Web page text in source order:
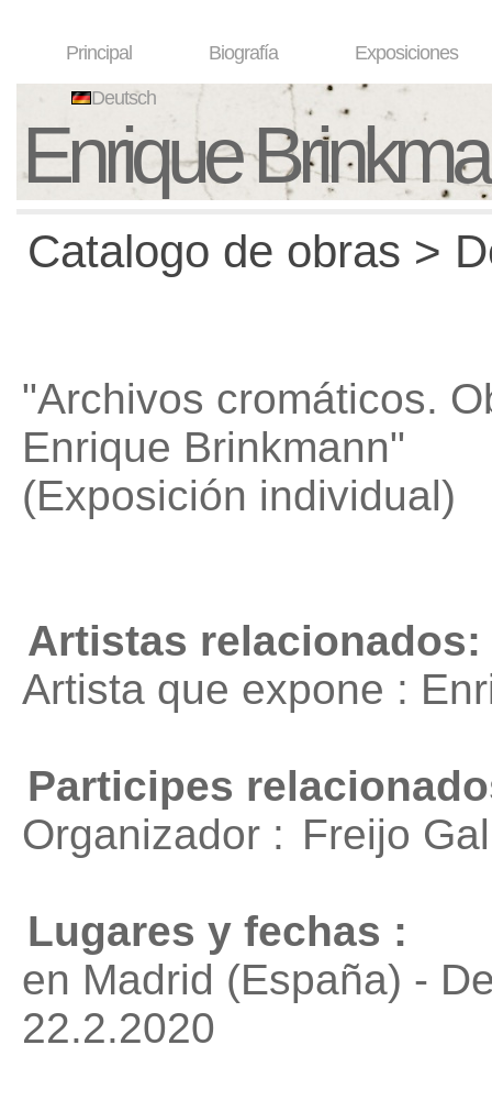
Principal Biografía Exposiciones
Deutsch
Enrique
Catalogo de obras >
"Archivos cromáticos.
Enrique Brinkmann"
(Exposición individual)
Artistas relacionados:
Artista que expone :
Participes
Organizador : Freijo
Lugares y fechas :
en Madrid (España) -
22.2.2020